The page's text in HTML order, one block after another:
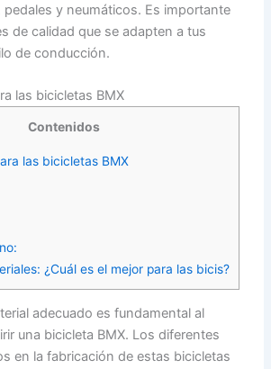
y neumáticos. Es importante
de calidad que se adapten a tus
de conducción.
las bicicletas BMX
Contenidos
las bicicletas BMX
¿Cuál es el mejor para las bicis?
adecuado es fundamental al
una bicicleta BMX. Los diferentes
en la fabricación de estas bicicletas